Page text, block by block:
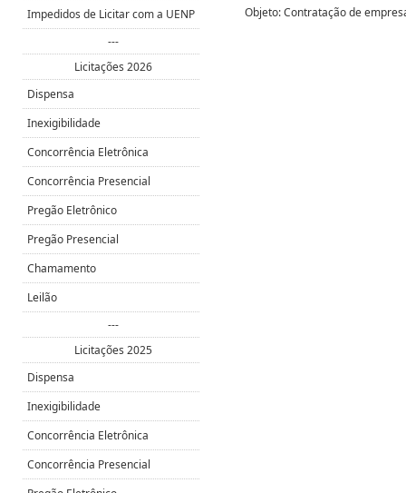
Objeto: Contratação de
Impedidos de Licitar com a UENP
---
Licitações 2026
Dispensa
Inexigibilidade
Concorrência Eletrônica
Concorrência Presencial
Pregão Eletrônico
Pregão Presencial
Chamamento
Leilão
---
Licitações 2025
Dispensa
Inexigibilidade
Concorrência Eletrônica
Concorrência Presencial